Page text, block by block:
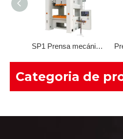
SP1 Prensa mecánica de montantes estructura integral de una biela
Categoria de